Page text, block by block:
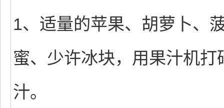
1、适量的苹果、胡萝卜、
蜜、少许冰块，用果汁机
汁。